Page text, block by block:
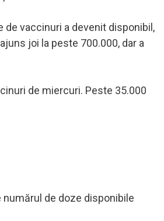
de vaccinuri a devenit disponibil,
joi la peste 700.000, dar a
de miercuri. Peste 35.000
de doze disponibile